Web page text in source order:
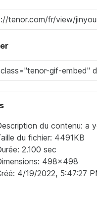
du contenu: a
du fichier: 4491KB
2.100 sec
498x498
4/19/2022, 5:47:27